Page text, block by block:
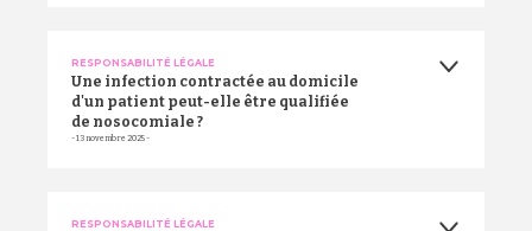
RESPONSABILITÉ LÉGALE
Une infection contractée au domicile
d'un patient peut-elle être qualifiée
de nosocomiale ?
- 13 novembre 2025 -
RESPONSABILITÉ LÉGALE